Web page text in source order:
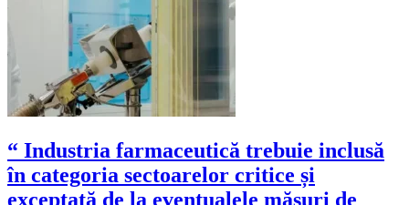
“ Industria farmaceutică trebuie inclusă
în categoria sectoarelor critice și
exceptată de la eventualele măsuri de